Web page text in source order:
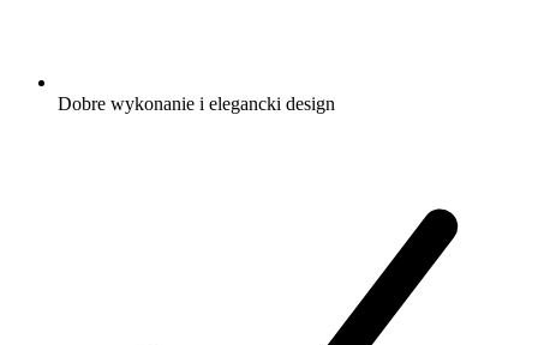
Dobre wykonanie i elegancki design